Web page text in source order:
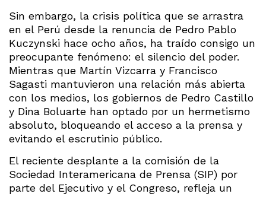
Sin embargo, la crisis política que se arrastra
en el Perú desde la renuncia de Pedro Pablo
Kuczynski hace ocho años, ha traído consigo un
preocupante fenómeno: el silencio del poder.
Mientras que Martín Vizcarra y Francisco
Sagasti mantuvieron una relación más abierta
con los medios, los gobiernos de Pedro Castillo
y Dina Boluarte han optado por un hermetismo
absoluto, bloqueando el acceso a la prensa y
evitando el escrutinio público.
El reciente desplante a la comisión de la
Sociedad Interamericana de Prensa (SIP) por
parte del Ejecutivo y el Congreso, refleja un